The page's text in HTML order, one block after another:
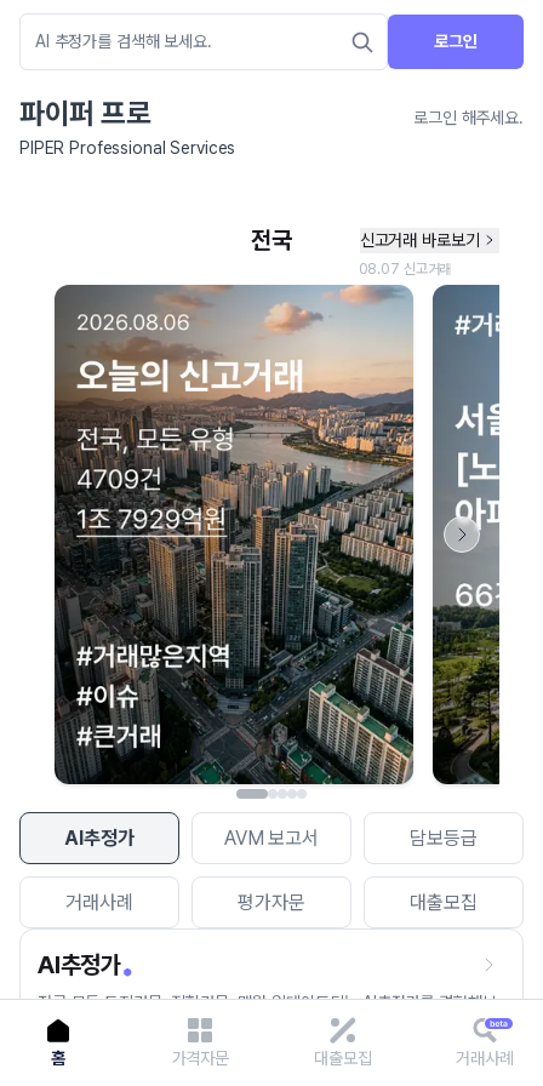
로그인
파이퍼 프로
로그인 해주세요.
PIPER Professional Services
AI추정가 AVM 보고서 담보등급
거래사례 평가자문 대출모집
AI추정가
전국 모든 토지건물, 집합건물, 매월 업데이트되는 AI추정가를 경험해보
세요.
네이버 지도 연결 안내
현재 네이버 지도 연결이 원활하지 않아 지도를 불러올 수 없습니다.
이용에 불편을 드려 죄송합니다.
다시 시도
홈 가격자문 대출모집 거래사례